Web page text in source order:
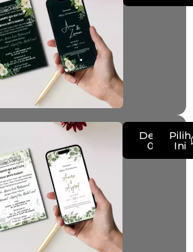
Demo
012
Pilih
Ini